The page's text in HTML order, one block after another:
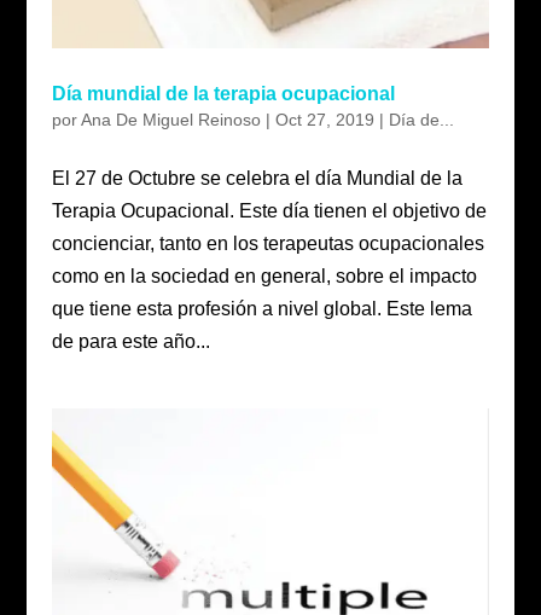
Día mundial de la terapia ocupacional
porAna De Miguel Reinoso| Oct 27, 2019 | Día de...
El 27 de Octubre se celebra el día Mundial de la
Terapia Ocupacional. Este día tienen el objetivo de
concienciar, tanto en los terapeutas ocupacionales
como en la sociedad en general, sobre el impacto
que tiene esta profesión a nivel global. Este lema
de para este año...